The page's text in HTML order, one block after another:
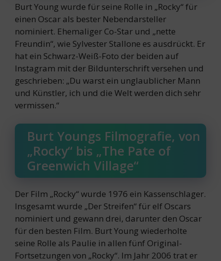
Burt Young wurde für seine Rolle in „Rocky“ für
einen Oscar als bester Nebendarsteller
nominiert. Ehemaliger Co-Star und „nette
Freundin“, wie Sylvester Stallone es ausdrückt. Er
hat ein Schwarz-Weiß-Foto der beiden auf
Instagram mit der Bildunterschrift versehen und
geschrieben: „Du warst ein unglaublicher Mann
und Künstler, ich und die Welt werden dich sehr
vermissen.“
Burt Youngs Filmografie, von
„Rocky“ bis „The Pate of
Greenwich Village“
Der Film „Rocky“ wurde 1976 ein Kassenschlager.
Insgesamt wurde „Der Streifen“ für elf Oscars
nominiert und gewann drei, darunter den Oscar
für den besten Film. Burt Young wiederholte
seine Rolle als Paulie in allen fünf Original-
Fortsetzungen von „Rocky“. Im Jahr 2006 trat er